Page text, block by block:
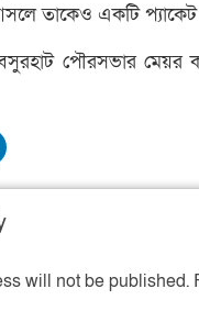
তাকেও একটি
পৌরসভার মেয়র
will not be published.